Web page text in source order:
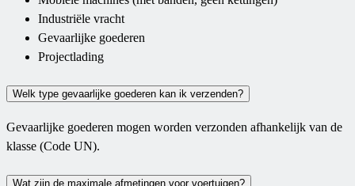
Industriële vracht
Gevaarlijke goederen
Projectlading
Welk type gevaarlijke goederen kan ik verzenden?
Gevaarlijke goederen mogen worden verzonden afhankelijk van de
klasse (Code UN).
Wat zijn de maximale afmetingen voor voertuigen?